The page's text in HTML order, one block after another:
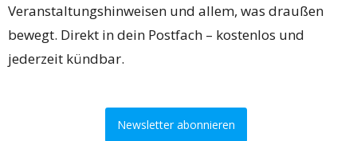
Veranstaltungshinweisen und allem, was draußen
bewegt. Direkt in dein Postfach – kostenlos und
jederzeit kündbar.
Newsletter abonnieren